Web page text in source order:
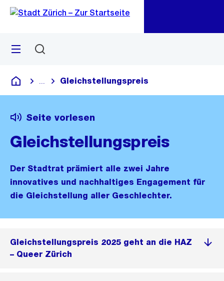
Navigation
Sprunglink
Menü
Deutsch
Blende alle Breadcrumbs ein
Gleichstellungspreis
Seite vorlesen
Gleichstellungspreis
Der Stadtrat prämiert alle zwei Jahre
innovatives und nachhaltiges Engagement für
die Gleichstellung aller Geschlechter.
Gleichstellungspreis 2025 geht an die HAZ
– Queer Zürich